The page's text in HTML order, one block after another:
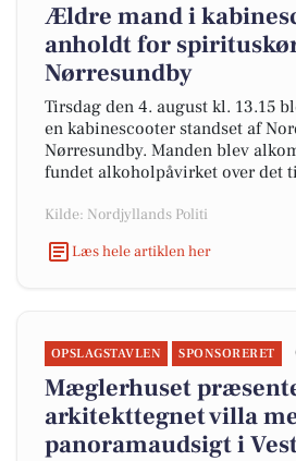
Ældre mand i
anholdt for
Nørresundby
Tirsdag den 4. august kl. 13.15
en kabinescooter standset af
Nørresundby. Manden blev
fundet alkoholpåvirket over det
Kilde: Nordjyllands Politi
Læs hele artiklen her
OPSLAGSTAVLEN SPONSORERET
Mæglerhuset
arkitekttegnet villa
panoramaudsigt i